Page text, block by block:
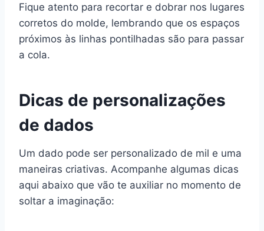
Fique atento para recortar e dobrar nos lugares
corretos do molde, lembrando que os espaços
próximos às linhas pontilhadas são para passar
a cola.
Dicas de personalizações
de dados
Um dado pode ser personalizado de mil e uma
maneiras criativas. Acompanhe algumas dicas
aqui abaixo que vão te auxiliar no momento de
soltar a imaginação: